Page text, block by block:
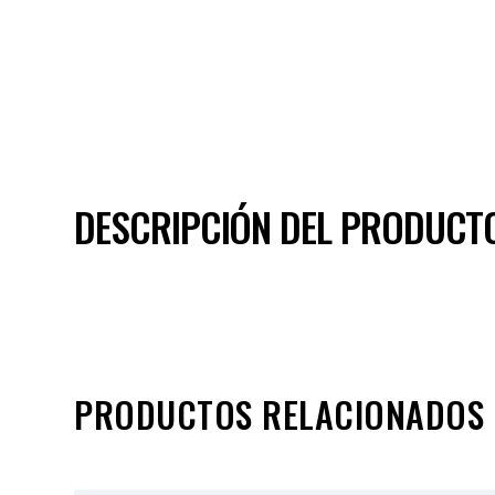
DESCRIPCIÓN DEL
PRODUCTOS RELACIONADOS